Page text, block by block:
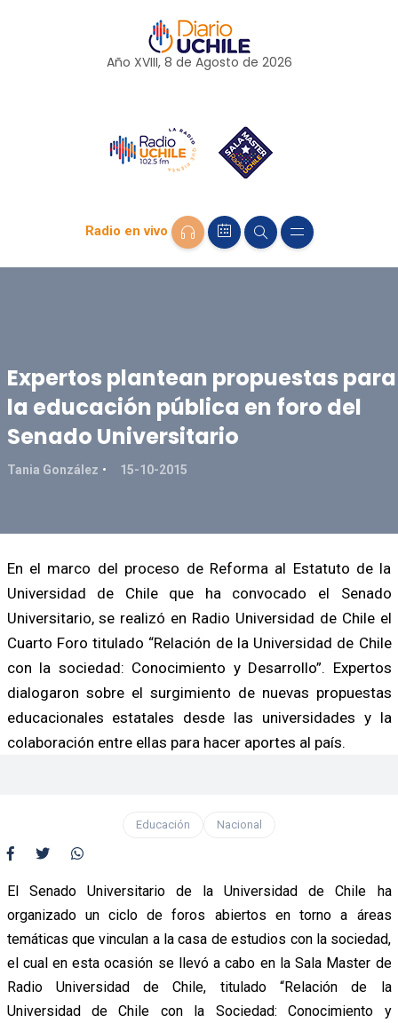
Año XVIII, 8 de Agosto de 2026
Radio en vivo
Expertos plantean propuestas para
la educación pública en foro del
Senado Universitario
Tania González 15-10-2015
En el marco del proceso de Reforma al Estatuto de la
Universidad de Chile que ha convocado el Senado
Universitario, se realizó en Radio Universidad de Chile el
Cuarto Foro titulado “Relación de la Universidad de Chile
con la sociedad: Conocimiento y Desarrollo”. Expertos
dialogaron sobre el surgimiento de nuevas propuestas
educacionales estatales desde las universidades y la
colaboración entre ellas para hacer aportes al país.
Educación Nacional
El Senado Universitario de la Universidad de Chile ha
organizado un ciclo de foros abiertos en torno a áreas
temáticas que vinculan a la casa de estudios con la sociedad,
el cual en esta ocasión se llevó a cabo en la Sala Master de
Radio Universidad de Chile, titulado “Relación de la
Universidad de Chile con la Sociedad: Conocimiento y